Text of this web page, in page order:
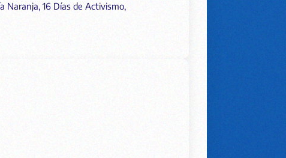
Naranja, 16 Días de Activismo,